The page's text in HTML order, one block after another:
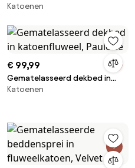
beddensprei, Nati
Katoenen
€ 99,99
Gematelasseerd dekbed in
katoenfluweel, Paulette
Katoenen